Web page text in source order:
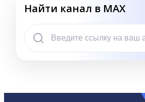
Найти канал в MAX